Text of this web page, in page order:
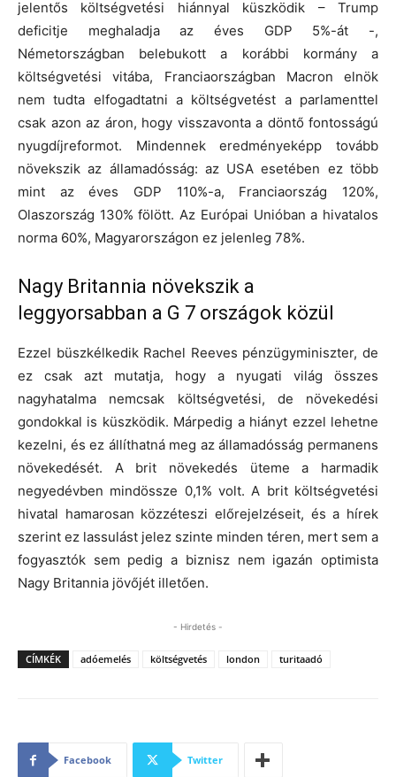
jelentős költségvetési hiánnyal küszködik – Trump
deficitje meghaladja az éves GDP 5%-át -,
Németországban belebukott a korábbi kormány a
költségvetési vitába, Franciaországban Macron elnök
nem tudta elfogadtatni a költségvetést a parlamenttel
csak azon az áron, hogy visszavonta a döntő fontosságú
nyugdíjreformot. Mindennek eredményeképp tovább
növekszik az államadósság: az USA esetében ez több
mint az éves GDP 110%-a, Franciaország 120%,
Olaszország 130% fölött. Az Európai Unióban a hivatalos
norma 60%, Magyarországon ez jelenleg 78%.
Nagy Britannia növekszik a
leggyorsabban a G 7 országok közül
Ezzel büszkélkedik Rachel Reeves pénzügyminiszter, de
ez csak azt mutatja, hogy a nyugati világ összes
nagyhatalma nemcsak költségvetési, de növekedési
gondokkal is küszködik. Márpedig a hiányt ezzel lehetne
kezelni, és ez állíthatná meg az államadósság permanens
növekedését. A brit növekedés üteme a harmadik
negyedévben mindössze 0,1% volt. A brit költségvetési
hivatal hamarosan közzéteszi előrejelzéseit, és a hírek
szerint ez lassulást jelez szinte minden téren, mert sem a
fogyasztók sem pedig a biznisz nem igazán optimista
Nagy Britannia jövőjét illetően.
- Hirdetés -
CÍMKÉK adóemelés költségvetés london turitaadó
Facebook Twitter